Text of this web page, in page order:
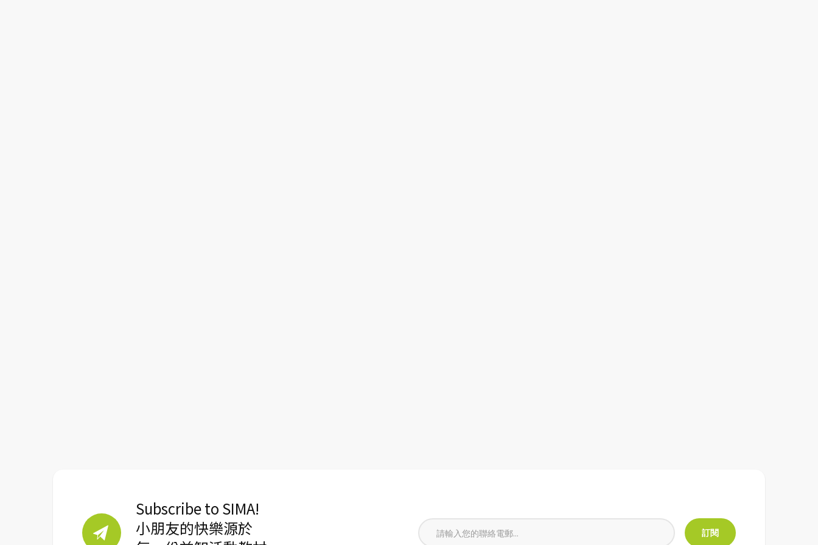
Subscribe to SIMA!
小朋友的快樂源於